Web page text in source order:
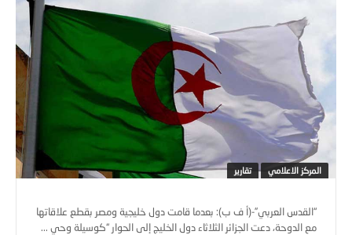
المركز الاعلامي تقارير
“القدس العربي”-(أ ف ب): بعدما قامت دول خليجية ومصر بقطع علاقاتها
مع الدوحة، دعت الجزائر الثلاثاء دول الخليج إلى الحوار “كوسيلة وحي ...